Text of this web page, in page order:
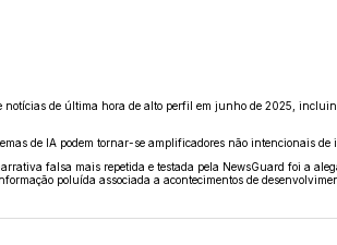
notícias de última hora de alto perfil em junho de 2025,
de IA podem tornar-se amplificadores não intencionais
falsa mais repetida e testada pela NewsGuard foi a
poluída associada a acontecimentos de